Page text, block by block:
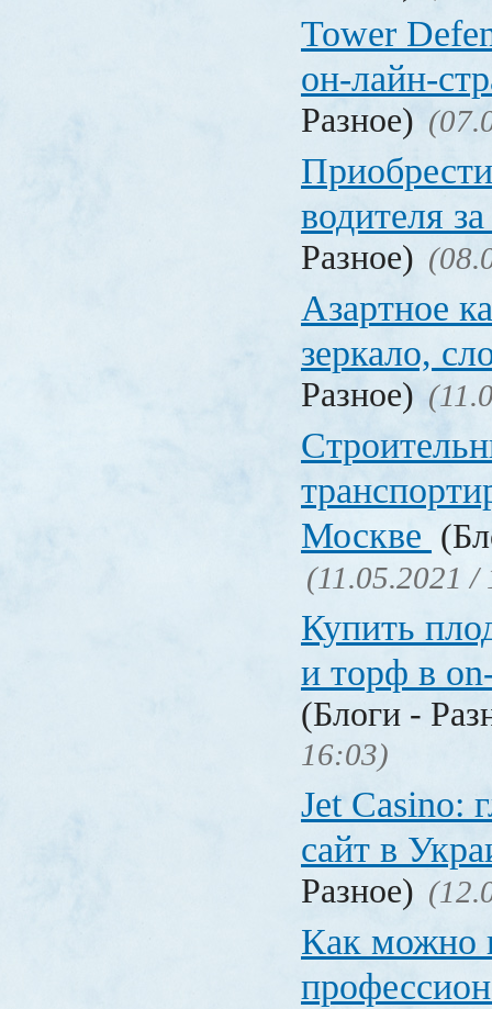
Tower
он-лайн-
Разное)
водителя
Разное)
Азартное
зеркало,
Разное)
Москве
(11.05.2021 /
Купить
и торф в
(Блоги -
16:03)
Jet Сasino:
сайт в
Разное)
Как можно